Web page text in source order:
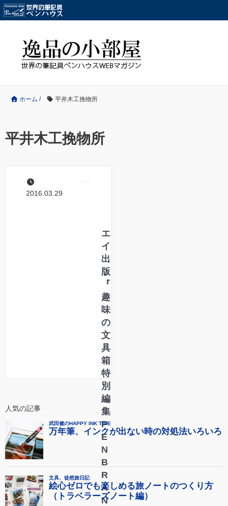
ホーム / 平井木工挽物所
平井木工挽物所
2016.03.29
エ
イ
出
版
『
趣
味
の
文
具
箱
特
別
編
集
P
E
N
B
R
A
N
人気の記事